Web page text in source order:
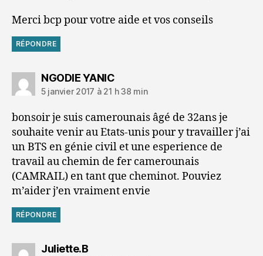
Merci bcp pour votre aide et vos conseils
RÉPONDRE
NGODIE YANICdit :
5 janvier 2017 à 21 h 38 min
bonsoir je suis camerounais âgé de 32ans je
souhaite venir au Etats-unis pour y travailler j’ai
un BTS en génie civil et une esperience de
travail au chemin de fer camerounais
(CAMRAIL) en tant que cheminot. Pouviez
m’aider j’en vraiment envie
RÉPONDRE
Juliette.Bdit :